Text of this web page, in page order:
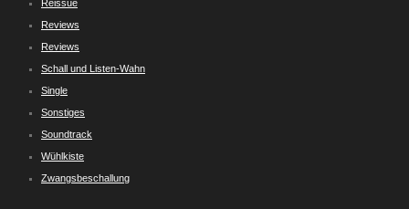
Reissue
Reviews
Reviews
Schall und Listen-Wahn
Single
Sonstiges
Soundtrack
Wühlkiste
Zwangsbeschallung